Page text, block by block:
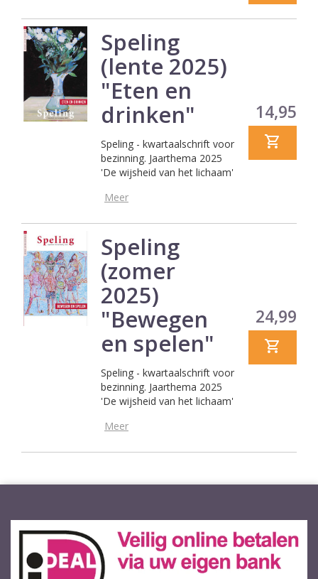
Speling
(lente 2025)
"Eten en
drinken"
Speling - kwartaalschrift voor
bezinning. Jaarthema 2025
'De wijsheid van het lichaam'
Meer
Prijs
14,95
Speling
(zomer
2025)
"Bewegen
en spelen"
Speling - kwartaalschrift voor
bezinning. Jaarthema 2025
'De wijsheid van het lichaam'
Meer
Prijs
24,99